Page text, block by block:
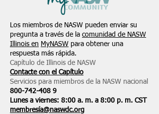
Los miembros de NASW pueden enviar su
pregunta a través de la comunidad de NASW
Illinois en MyNASW para obtener una
respuesta más rápida.
Capítulo de Illinois de NASW
Contacte con el Capítulo
Servicios para miembros de la NASW nacional
800-742-408 9
Lunes a viernes: 8:00 a. m. a 8:00 p. m. CST
membresía@naswdc.org